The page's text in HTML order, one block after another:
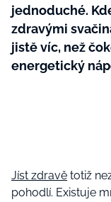
jednoduché.
zdravými
jistě víc, než
energetický
Jíst zdravě totiž
pohodlí. Existuje